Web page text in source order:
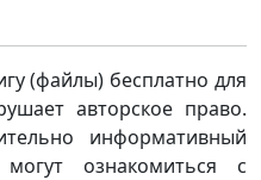
(файлы) бесплатно для
авторское право.
информативный
ознакомиться с